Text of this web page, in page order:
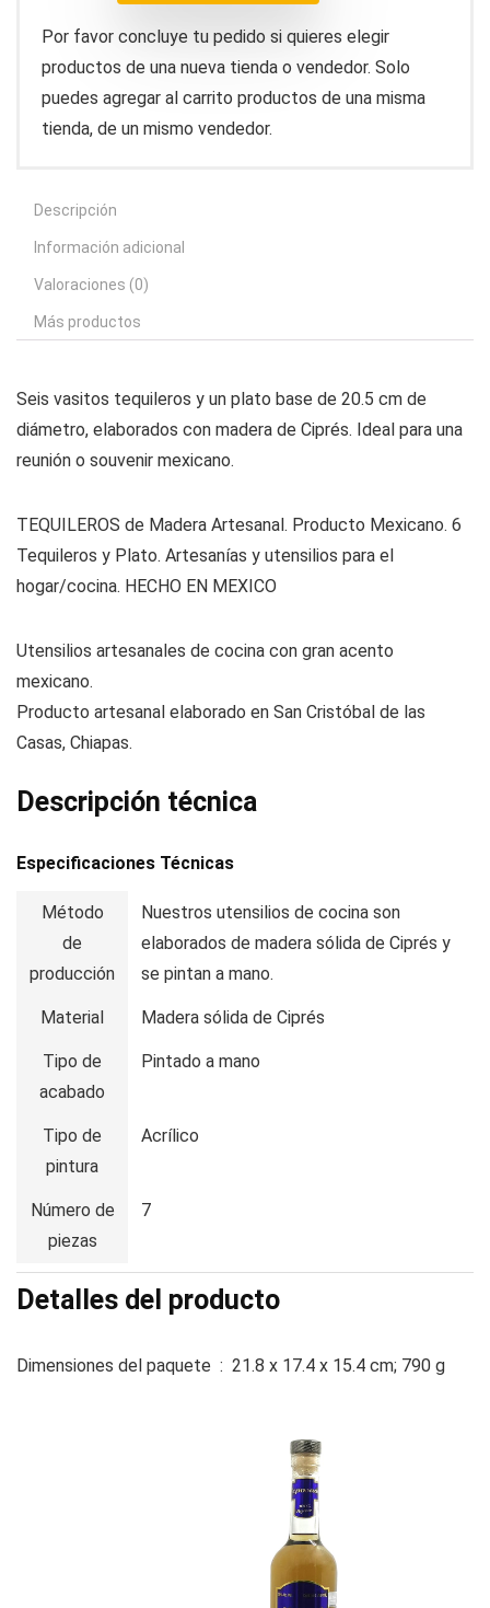
Por favor concluye tu pedido si quieres elegir
productos de una nueva tienda o vendedor. Solo
puedes agregar al carrito productos de una misma
tienda, de un mismo vendedor.
Descripción
Información adicional
Valoraciones (0)
Más productos
Seis vasitos tequileros y un plato base de 20.5 cm de
diámetro, elaborados con madera de Ciprés. Ideal para una
reunión o souvenir mexicano.
TEQUILEROS de Madera Artesanal. Producto Mexicano. 6
Tequileros y Plato. Artesanías y utensilios para el
hogar/cocina. HECHO EN MEXICO
Utensilios artesanales de cocina con gran acento
mexicano.
Producto artesanal elaborado en San Cristóbal de las
Casas, Chiapas.
Descripción técnica
Especificaciones Técnicas
Método
de
producción
Nuestros utensilios de cocina son
elaborados de madera sólida de Ciprés y
se pintan a mano.
Material Madera sólida de Ciprés
Tipo de
acabado
Pintado a mano
Tipo de
pintura
Acrílico
Número de
piezas
7
Detalles del producto
Dimensiones del paquete ‏ : ‎ 21.8 x 17.4 x 15.4 cm; 790 g